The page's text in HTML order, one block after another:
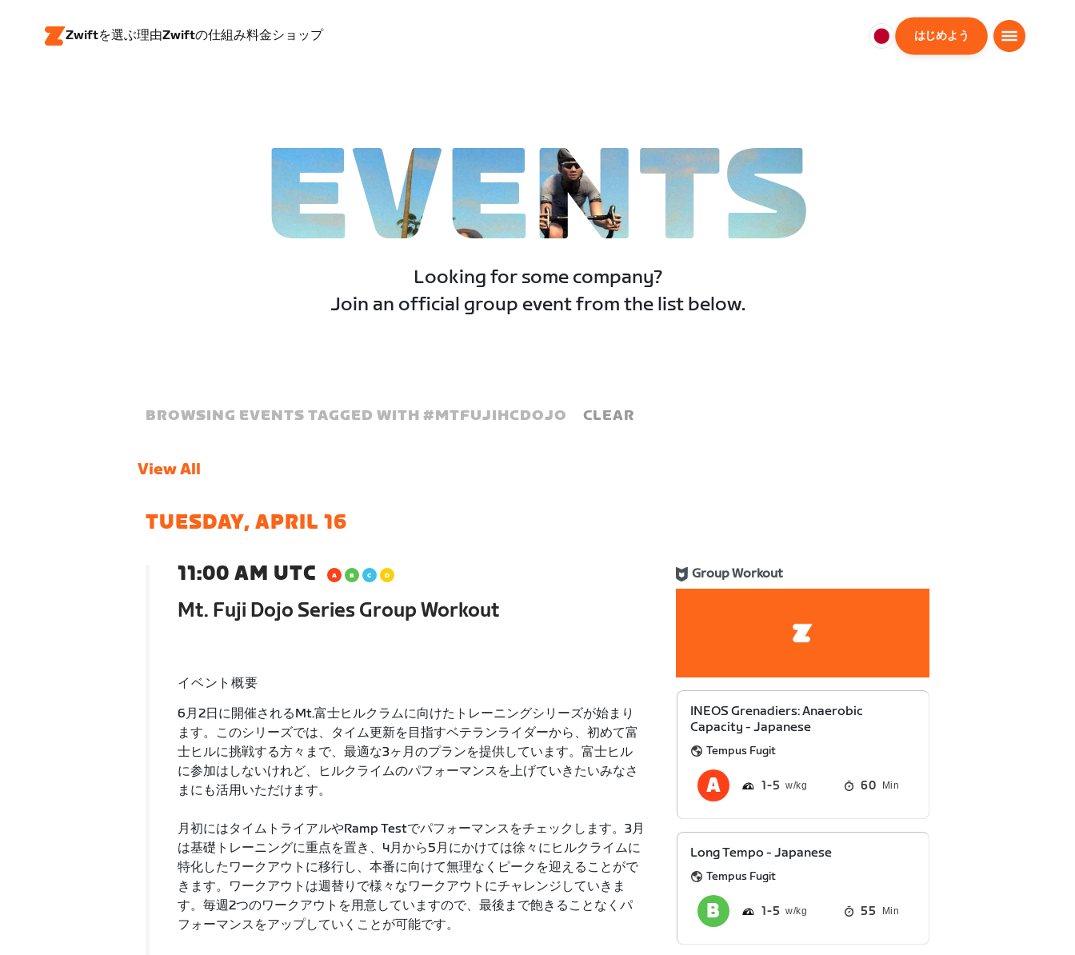
Zwiftを選ぶ理由Zwiftの仕組み料金ショップ
日
はじめよう
EVENTS
Looking for some company?
Join an official group event from the list below.
BROWSING EVENTS TAGGED WITH #MTFUJIHCDOJO CLEAR
View All
TUESDAY, APRIL 16
11:00 AM UTC
Mt. Fuji Dojo Series Group Workout
Group Workout
イベント概要
6月2日に開催されるMt.富士ヒルクラムに向けたトレーニングシリーズが始まり
ます。このシリーズでは、タイム更新を目指すベテランライダーから、初めて富
士ヒルに挑戦する方々まで、最適な3ヶ月のプランを提供しています。富士ヒル
に参加はしないけれど、ヒルクライムのパフォーマンスを上げていきたいみなさ
まにも活用いただけます。
月初にはタイムトライアルやRamp Testでパフォーマンスをチェックします。3月
は基礎トレーニングに重点を置き、4月から5月にかけては徐々にヒルクライムに
特化したワークアウトに移行し、本番に向けて無理なくピークを迎えることがで
きます。ワークアウトは週替りで様々なワークアウトにチャレンジしていきま
す。毎週2つのワークアウトを用意していますので、最後まで飽きることなくパ
フォーマンスをアップしていくことが可能です。
INEOS Grenadiers: Anaerobic
Capacity - Japanese
Tempus Fugit
1 5 60 Min
Long Tempo - Japanese
Tempus Fugit
1 5 55 Min